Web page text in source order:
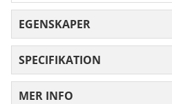
EGENSKAPER
SPECIFIKATION
MER INFO